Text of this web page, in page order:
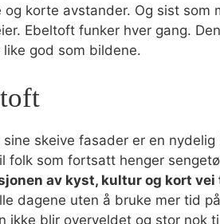
korte avstander. Og sist som
Ebeltoft funker hver gang.
god som bildene.
skeive fasader er en
folk som fortsatt henger
av kyst, kultur og kort
dagene uten å bruke mer tid
ikke blir overveldet og stor nok